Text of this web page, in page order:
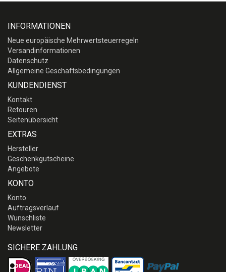
INFORMATIONEN
Neue europäische Mehrwertsteuerregeln
Versandinformationen
Datenschutz
Allgemeine Geschäftsbedingungen
KUNDENDIENST
Kontakt
Retouren
Seitenübersicht
EXTRAS
Hersteller
Geschenkgutscheine
Angebote
KONTO
Konto
Auftragsverlauf
Wunschliste
Newsletter
SICHERE ZAHLUNG